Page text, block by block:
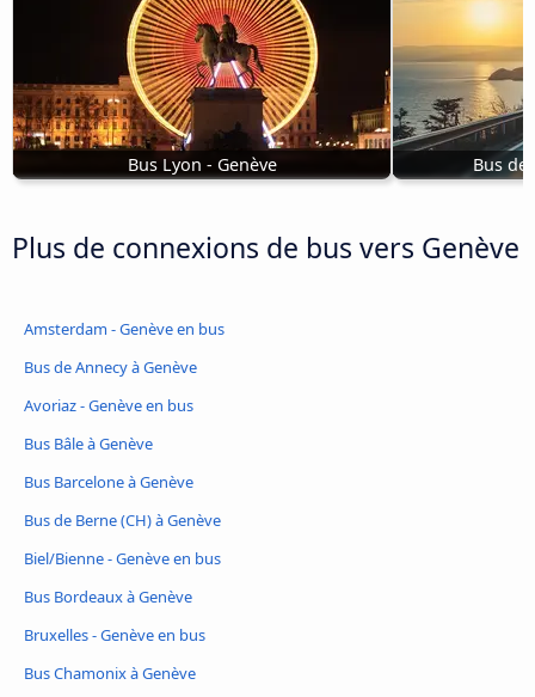
Bus Lyon - Genève Bus de
Plus de connexions de bus vers Genève
Amsterdam - Genève en bus
Bus de Annecy à Genève
Avoriaz - Genève en bus
Bus Bâle à Genève
Bus Barcelone à Genève
Bus de Berne (CH) à Genève
Biel/Bienne - Genève en bus
Bus Bordeaux à Genève
Bruxelles - Genève en bus
Bus Chamonix à Genève